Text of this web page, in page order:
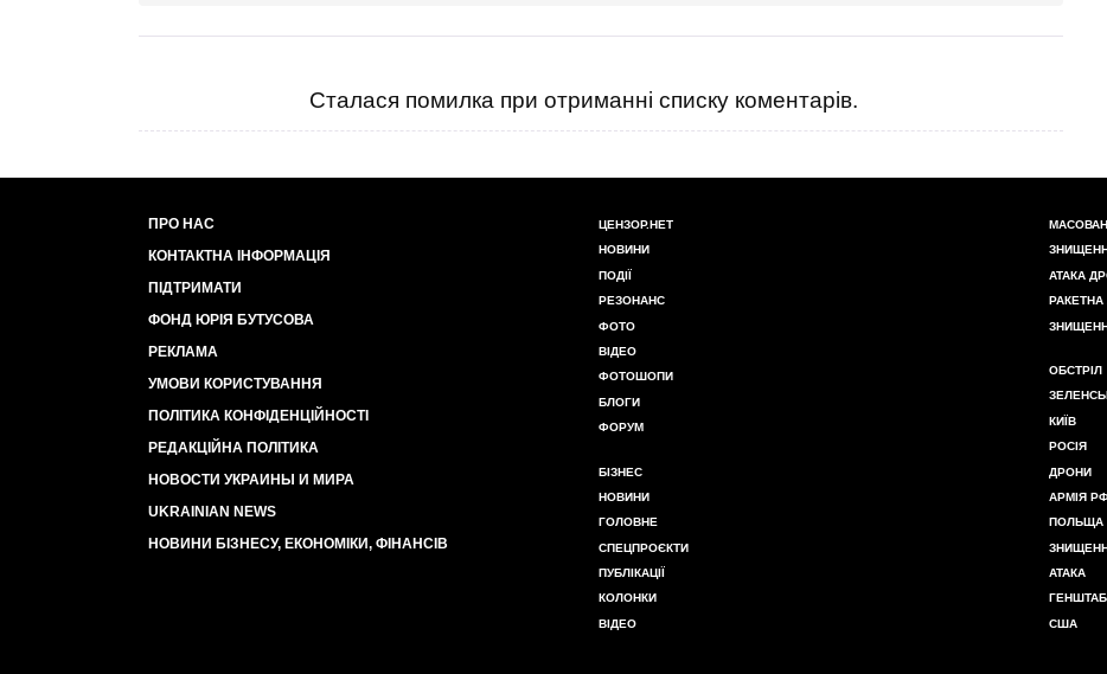
Сталася помилка при отриманні списку коментарів.
ПРО НАС
КОНТАКТНА ІНФОРМАЦІЯ
ПІДТРИМАТИ
ФОНД ЮРІЯ БУТУСОВА
РЕКЛАМА
УМОВИ КОРИСТУВАННЯ
ПОЛІТИКА КОНФІДЕНЦІЙНОСТІ
РЕДАКЦІЙНА ПОЛІТИКА
НОВОСТИ УКРАИНЫ И МИРА
UKRAINIAN NEWS
НОВИНИ БІЗНЕСУ, ЕКОНОМІКИ, ФІНАНСІВ
ЦЕНЗОР.НЕТ
НОВИНИ
ПОДІЇ
РЕЗОНАНС
ФОТО
ВІДЕО
ФОТОШОПИ
БЛОГИ
ФОРУМ
БІЗНЕС
НОВИНИ
ГОЛОВНЕ
СПЕЦПРОЄКТИ
ПУБЛІКАЦІЇ
КОЛОНКИ
ВІДЕО
АТАКА
РАКЕТНА
ОБСТРІЛ
КИЇВ
РОСІЯ
ДРОНИ
АРМІЯ
ПОЛЬЩА
АТАКА
США